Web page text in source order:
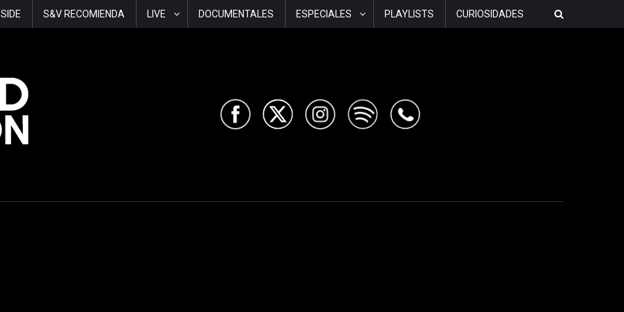
S&V RECOMIENDA LIVE DOCUMENTALES ESPECIALES PLAYLISTS CURIOSIDADES